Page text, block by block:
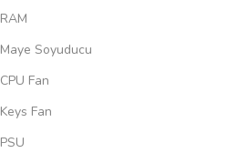
RAM
Maye Soyuducu
CPU Fan
Keys Fan
PSU